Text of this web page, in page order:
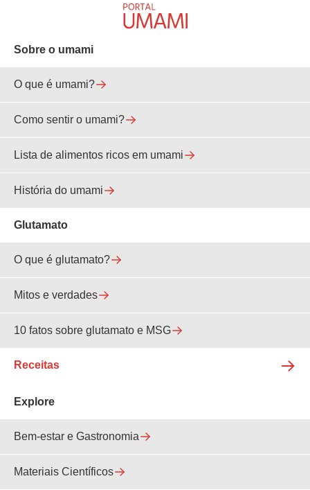
Sobre o umami
O que é umami?
Como sentir o umami?
Lista de alimentos ricos em umami
História do umami
Glutamato
O que é glutamato?
Mitos e verdades
10 fatos sobre glutamato e MSG
Receitas
Explore
Bem-estar e Gastronomia
Materiais Científicos